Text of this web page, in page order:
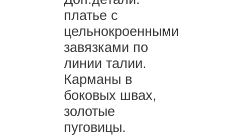
платье с
цельнокроенными
завязками по
линии талии.
Карманы в
боковых швах,
золотые
пуговицы.